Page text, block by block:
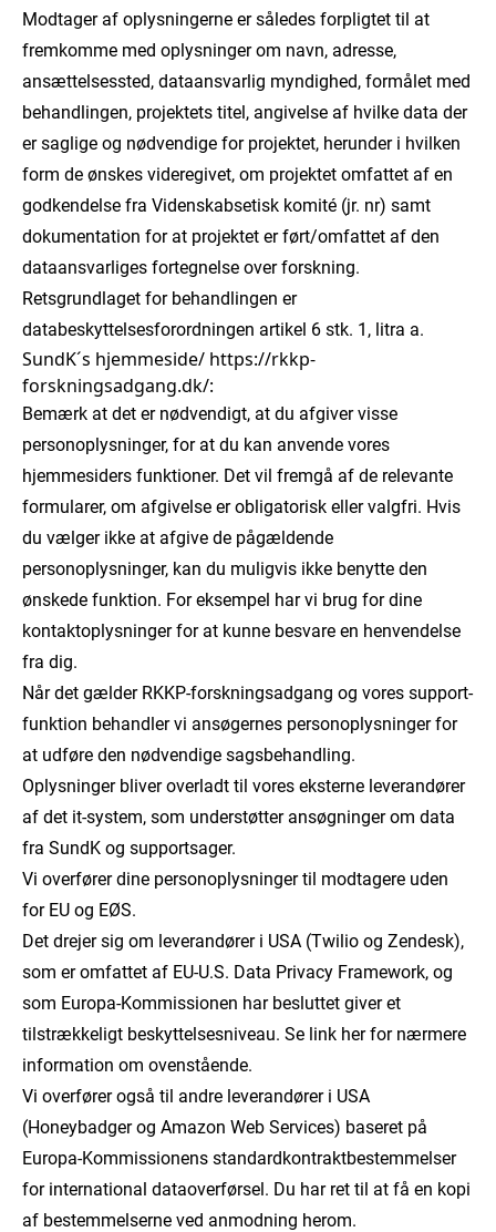
Modtager af oplysningerne er således forpligtet til at
fremkomme med oplysninger om navn, adresse,
ansættelsessted, dataansvarlig myndighed, formålet med
behandlingen, projektets titel, angivelse af hvilke data der
er saglige og nødvendige for projektet, herunder i hvilken
form de ønskes videregivet, om projektet omfattet af en
godkendelse fra Videnskabsetisk komité (jr. nr) samt
dokumentation for at projektet er ført/omfattet af den
dataansvarliges fortegnelse over forskning.
Retsgrundlaget for behandlingen er
databeskyttelsesforordningen artikel 6 stk. 1, litra a.
SundK´s hjemmeside/ https://rkkp-
forskningsadgang.dk/:
Bemærk at det er nødvendigt, at du afgiver visse
personoplysninger, for at du kan anvende vores
hjemmesiders funktioner. Det vil fremgå af de relevante
formularer, om afgivelse er obligatorisk eller valgfri. Hvis
du vælger ikke at afgive de pågældende
personoplysninger, kan du muligvis ikke benytte den
ønskede funktion. For eksempel har vi brug for dine
kontaktoplysninger for at kunne besvare en henvendelse
fra dig.
Når det gælder RKKP-forskningsadgang og vores support-
funktion behandler vi ansøgernes personoplysninger for
at udføre den nødvendige sagsbehandling.
Oplysninger bliver overladt til vores eksterne leverandører
af det it-system, som understøtter ansøgninger om data
fra SundK og supportsager.
Vi overfører dine personoplysninger til modtagere uden
for EU og EØS.
Det drejer sig om leverandører i USA (Twilio og Zendesk),
som er omfattet af EU-U.S. Data Privacy Framework, og
som Europa-Kommissionen har besluttet giver et
tilstrækkeligt beskyttelsesniveau. Se link her for nærmere
information om ovenstående.
Vi overfører også til andre leverandører i USA
(Honeybadger og Amazon Web Services) baseret på
Europa-Kommissionens standardkontraktbestemmelser
for international dataoverførsel. Du har ret til at få en kopi
af bestemmelserne ved anmodning herom.